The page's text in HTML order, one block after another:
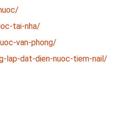
tai-nha/
van-phong/
lap-dat-dien-nuoc-tiem-nail/